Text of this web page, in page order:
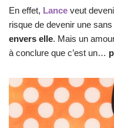
En effet, Lance veut
risque de devenir une sans
envers elle. Mais un
à conclure que c’est un…